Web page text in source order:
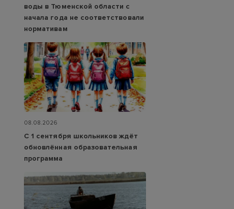
воды в Тюменской области с
начала года не соответствовали
нормативам
08.08.2026
С 1 сентября школьников ждёт
обновлённая образовательная
программа